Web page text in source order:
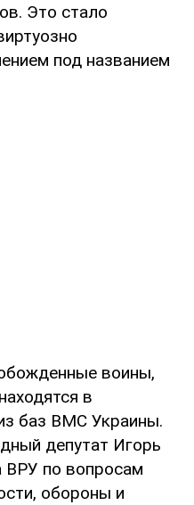
Это стало
под названием
воины,
в
баз ВМС Украины.
депутат Игорь
ВРУ по вопросам
обороны и